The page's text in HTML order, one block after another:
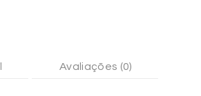
Avaliações (0)